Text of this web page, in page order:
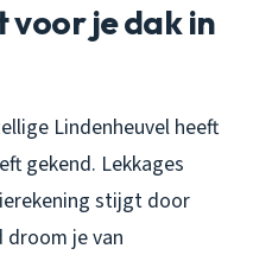
voor je dak in
Lindenheuvel heeft
gekend. Lekkages
stijgt door
je van